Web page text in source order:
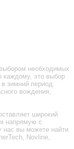
необходимых
каждому, это выбор
зимний период.
вождения,
широкий
напрямую с
вы можете найти
Novline,